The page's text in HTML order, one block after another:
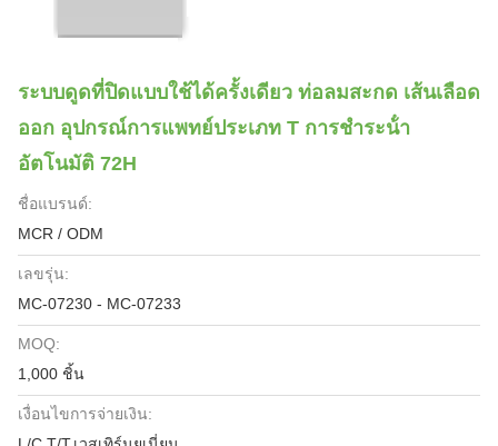
ระบบดูดที่ปิดแบบใช้ได้ครั้งเดียว ท่อลมสะกด เส้นเลือด
ออก อุปกรณ์การแพทย์ประเภท T การชําระน้ํา
อัตโนมัติ 72H
ชื่อแบรนด์:
MCR / ODM
เลขรุ่น:
MC-07230 - MC-07233
MOQ:
1,000 ชิ้น
เงื่อนไขการจ่ายเงิน: